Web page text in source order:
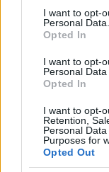
consent section.
I want to opt-
Personal Data.
Opted In
I want to opt-
Personal Data
Opted In
I want to opt-
Retention,
Personal
Purposes for
Opted Out
A következő
erőfeszítéseket
igyekezetük